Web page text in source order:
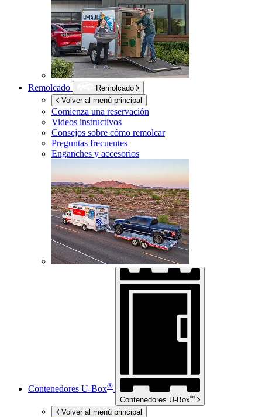
Remolcado
Remolcado
Volver al menú principal
Comienza una reservación
Videos instructivos
Consejos sobre cómo remolcar
Preguntas frecuentes
Enganches y accesorios
Contenedores U-Box®
Contenedores U-Box®
Volver al menú principal